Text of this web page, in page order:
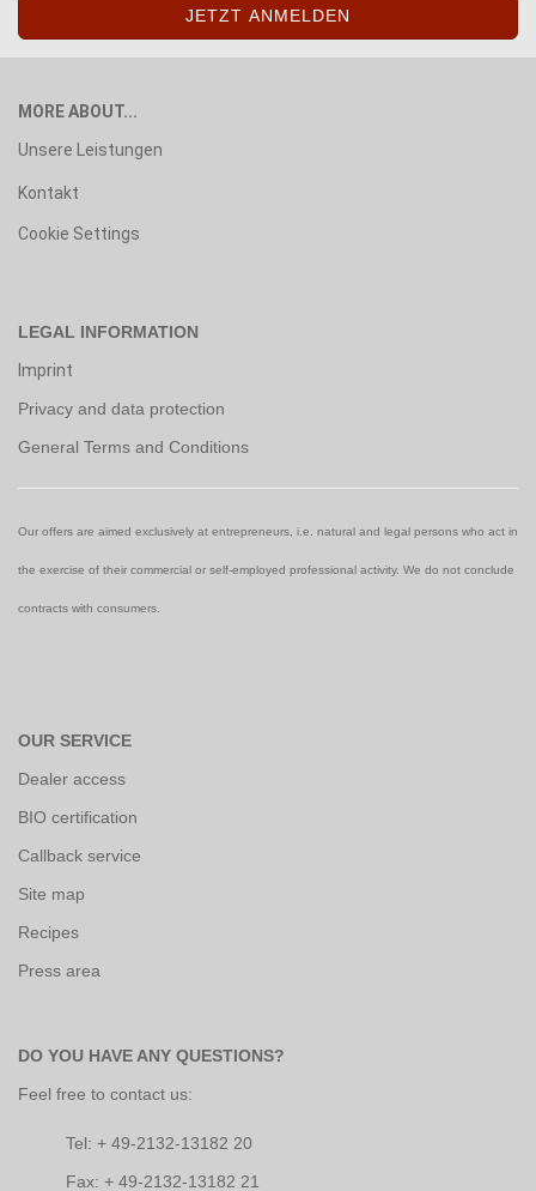
MORE ABOUT...
Unsere Leistungen
Kontakt
Cookie Settings
LEGAL INFORMATION
Imprint
Privacy and data protection
General Terms and Conditions
Our offers are aimed exclusively at entrepreneurs, i.e. natural and legal persons who act in
the exercise of their commercial or self-employed professional activity. We do not conclude
contracts with consumers.
OUR SERVICE
Dealer access
BIO certification
Callback service
Site map
Recipes
Press area
DO YOU HAVE ANY QUESTIONS?
Feel free to contact us:
Tel: + 49-2132-13182 20
Fax: + 49-2132-13182 21